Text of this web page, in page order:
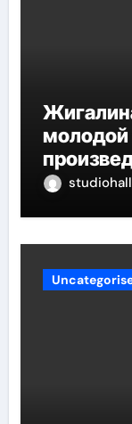
молодой
своей
глубины